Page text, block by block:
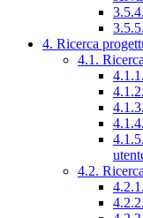
4. Ricerca
4.1.
4.2.